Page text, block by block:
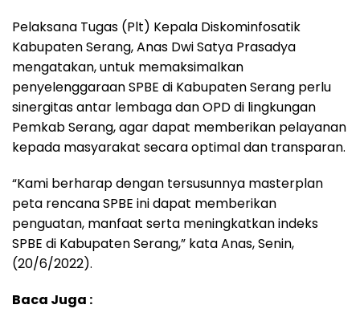
Pelaksana Tugas (Plt) Kepala Diskominfosatik
Kabupaten Serang, Anas Dwi Satya Prasadya
mengatakan, untuk memaksimalkan
penyelenggaraan SPBE di Kabupaten Serang perlu
sinergitas antar lembaga dan OPD di lingkungan
Pemkab Serang, agar dapat memberikan pelayanan
kepada masyarakat secara optimal dan transparan.
“Kami berharap dengan tersusunnya masterplan
peta rencana SPBE ini dapat memberikan
penguatan, manfaat serta meningkatkan indeks
SPBE di Kabupaten Serang,” kata Anas, Senin,
(20/6/2022).
Baca Juga :